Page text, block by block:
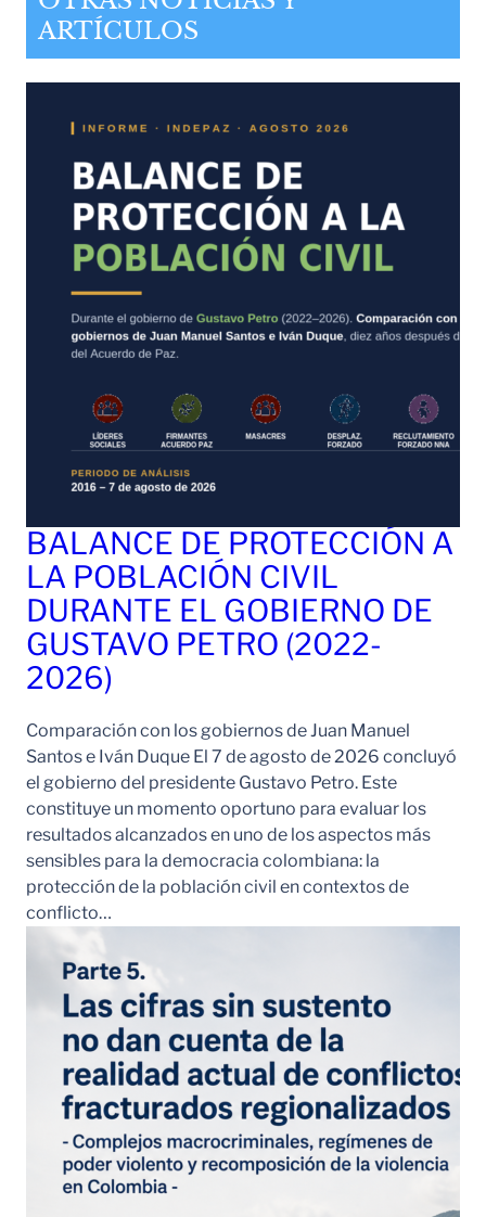
ARTÍCULOS
BALANCE DE PROTECCIÓN A
LA POBLACIÓN CIVIL
DURANTE EL GOBIERNO DE
GUSTAVO PETRO (2022-
2026)
Comparación con los gobiernos de Juan Manuel
Santos e Iván Duque El 7 de agosto de 2026 concluyó
el gobierno del presidente Gustavo Petro. Este
constituye un momento oportuno para evaluar los
resultados alcanzados en uno de los aspectos más
sensibles para la democracia colombiana: la
protección de la población civil en contextos de
conflicto…